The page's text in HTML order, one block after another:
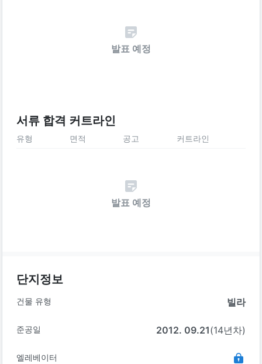
발표 예정
서류 합격 커트라인
유형 면적 공고 커트라인
발표 예정
단지정보
건물 유형 빌라
준공일 2012. 09.21(14년차)
엘레베이터